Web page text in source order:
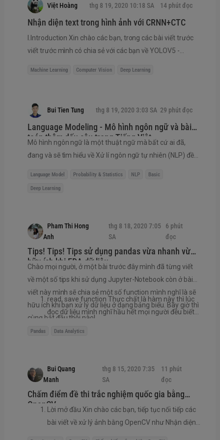
rất nhiều layer, trong suốt quá trình đó,phân bố dữ liệu
qua c...
Việt Hoàng thg 8 19, 2020 10:18 SA 14 phút đọc
Nhận diện text trong hình ảnh với CRNN+CTC
I.Introduction Xin chào các bạn, trong các bài viết trước
viết trước mình có chia sẻ với các bạn về YOLOV5 -
các bạn về bài toán text recognition hay nhận dạng văn
bản. Ngoài ra các bạn có thể tham khảo thêm bài viết
Alignment ảnh chứng...
Machine Learning Computer Vision Deep Learning
Bui Tien Tung thg 8 19, 2020 3:03 SA 29 phút đọc
Language Modeling - Mô hình ngôn ngữ và bài
toán thêm dấu câu trong Tiếng Việt
Mô hình ngôn ngữ là một thuật ngữ mà bất cứ ai đã,
đang và sẽ tìm hiểu về Xử lí ngôn ngữ tự nhiên (NLP) đều
cách đánh giá, cách xử lí đối với ngôn ngữ tự nhiên cũng
Một...
Language Model Probability & Statistics NLP Basic
Deep Learning
Pham Thi Hong
Anh
thg 8 18, 2020 7:05
SA
6 phút
đọc
Tips! Tips! Tips sử dụng pandas vừa nhanh vừa
hữu ích khi EDA dữ liệu.
Chào mọi người, ở một bài trước đây mình đã từng viết
về một số tips khi sử dụng Jupyter-Notebook còn ở bài
viết này mình sẽ chia sẻ một số function mình nghĩ là sẽ
hữu ích khi bạn xử lý dữ liệu ở dạng bảng biểu. Bây giờ thì
cùng bắt đầu thôi nào!
read, save function Thực chất là hàm này thì lúc
đọc dữ liệu mình nghĩ hầu hết mọi người đều biết
Pandas Data Analytics
Bui Quang
Manh
thg 8 15, 2020 7:35
SA
11 phút
đọc
Chấm điểm đề thi trắc nghiệm quốc gia bằng
OpenCVLời mở đầu Xin chào các bạn, tiếp tục nối tiếp các
bài viết về xử lý ảnh bằng OpenCV như Nhận diện